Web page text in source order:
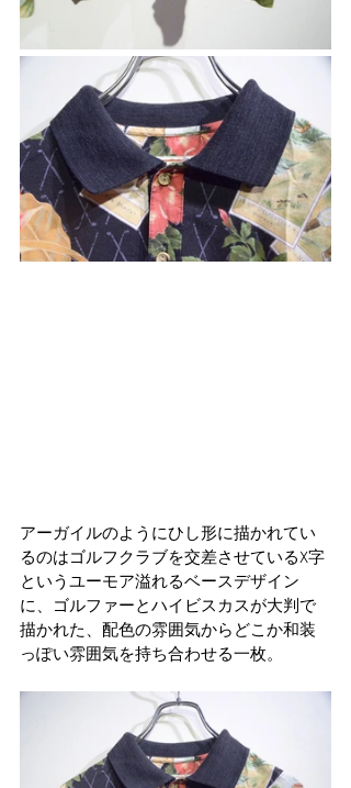
アーガイルのようにひし形に描かれてい
るのはゴルフクラブを交差させているX字
というユーモア溢れるベースデザイン
に、ゴルファーとハイビスカスが大判で
描かれた、配色の雰囲気からどこか和装
っぽい雰囲気を持ち合わせる一枚。